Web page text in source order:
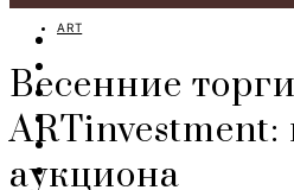
ГЛАВНАЯ
БИЗНЕС
ПЕРСОНЫ
ИНТЕРЬЕР
LIFESTYLE
ART
Весенние торги
ARTinvestment:
аукциона